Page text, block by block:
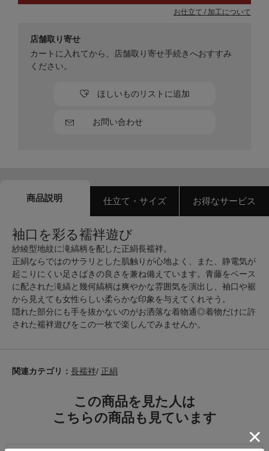
お仕立て / 加工について
お問い合わせ
ほしいものリストに追加
店舗取り寄せ
カートに入れてから、店舗取り寄せ手続きへおすすみ
ください。
商品説明 仕立て・サイズ お得なサービス
袖口を彩る襦袢遊び
紗綾型地紋に滝縞柄を配した正絹長襦袢。
正絹ならではのサラリとした肌触りが心地よく、また、静電気が
起こりにくい足さばきの良さを兼ね備えています。青藤をベース
に配された滝縞と幾何縞柄は爽やかな雰囲気を演出し、袖口や裾
から見えても女性らしい柔らかな印象を与えてくれそう。
隠れた部分にも手を抜かないのがお洒落な着物通◎着物だけに許
された襦袢遊びをこの一枚で楽しんでみませんか。
関連カテゴリ： 長襦袢/ 正絹
この商品を見た人は
こちらの商品も見ています